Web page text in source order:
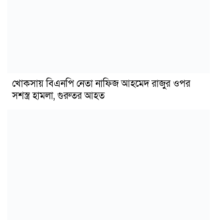
খোকসায় বিএনপি নেতা নাফিজ আহমেদ রাজুর ওপর
সশস্ত্র হামলা, গুরুতর আহত